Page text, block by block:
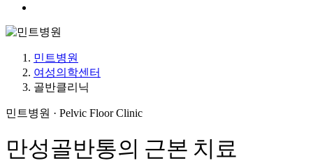
민트병원
여성의학센터
골반클리닉
민트병원 · Pelvic Floor Clinic
만성골반통의 근본 치료